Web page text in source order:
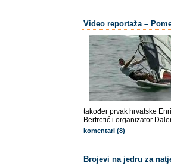
Video reportaža –
također prvak hrvatske
Bertretić i organizator
komentari (8)
Brojevi na jedru za